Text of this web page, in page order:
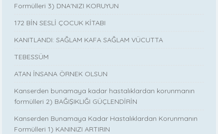
Formülleri 3) DNA'NIZI KORUYUN
172 BİN SESLİ ÇOCUK KİTABI
KANITLANDI: SAĞLAM KAFA SAĞLAM VÜCUTTA
TEBESSÜM
ATAN İNSANA ÖRNEK OLSUN
Kanserden bunamaya kadar hastalıklardan korunmanın
formülleri 2) BAĞIŞIKLIĞI GÜÇLENDİRİN
Kanserden Bunamaya Kadar Hastalıklardan Korunmanın
Formülleri 1) KANINIZI ARTIRIN